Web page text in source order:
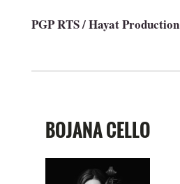
PGP RTS / Hayat Production
BOJANA CELLO